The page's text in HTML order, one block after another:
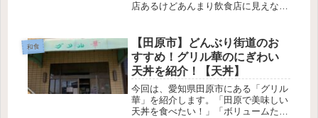
店あるけどあんまり飲食店に見えない
たに今回は「勢川吉田方店」に行って
きたのでご紹介します。たつお創業１
０...
和食
【田原市】どんぶり街道のお
すすめ！グリル華のにぎわい
天丼を紹介！【天丼】
今回は、愛知県田原市にある「グリル
華」を紹介します。「田原で美味しい
天丼を食べたい！」「ボリュームたっ